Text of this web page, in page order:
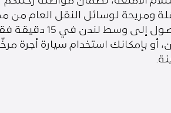
ومريحة لوسائل النقل العام من
هيثرو. اختر قطار هيثرو إكسبريس للوصول إلى وسط
أو بإمكانك استخدام سيارة أجرة